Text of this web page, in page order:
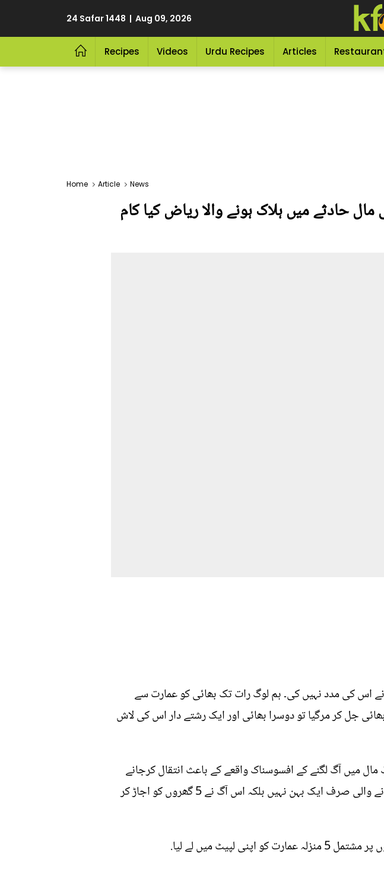
24 Safar 1448 | Aug 09, 2026
Recipes Videos Urdu Recipes Articles
Home Article News
مال حادثے میں ہلاک ہونے والا ریاض کیا کام
اس کی مدد نہیں کی۔ ہم لوگ رات تک بھائی کو عمارت سے
بھائی جل کر مرگیا تو دوسرا بھائی اور ایک رشتے دار اس کی لاش
میں آگ لگنے کے افسوسناک واقعے کے باعث انتقال کرجانے
والے محمد ریاض کی بہن کا. افسوس کہ اس واقعے میں اپنے بھائی کو کھونے والی صرف ایک بہن نہیں بلکہ اس آگ نے 5 گھروں کو اجاڑ کر